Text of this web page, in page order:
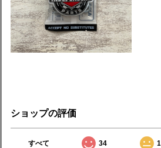
ショップの評価
すべて 34 1